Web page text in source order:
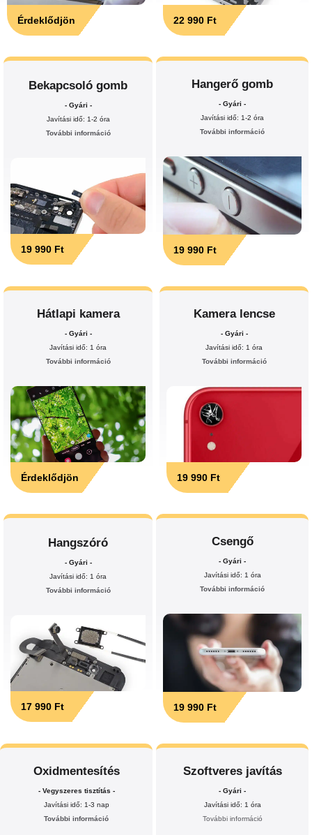
Érdeklődjön 22 990 Ft
Bekapcsoló gomb
- Gyári -
Javítási idő: 1-2 óra
További információ
19 990 Ft
Hangerő gomb
- Gyári -
Javítási idő: 1-2 óra
További információ
19 990 Ft
Hátlapi kamera
- Gyári -
Javítási idő: 1 óra
További információ
Érdeklődjön
Kamera lencse
- Gyári -
Javítási idő: 1 óra
További információ
19 990 Ft
Hangszóró
- Gyári -
Javítási idő: 1 óra
További információ
17 990 Ft
Csengő
- Gyári -
Javítási idő: 1 óra
További információ
19 990 Ft
Oxidmentesítés
- Vegyszeres tisztítás -
Javítási idő: 1-3 nap
További információ
Szoftveres javítás
- Gyári -
Javítási idő: 1 óra
További információ